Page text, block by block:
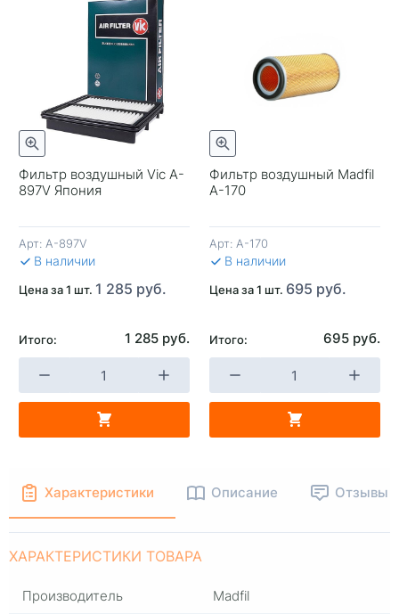
Фильтр воздушный Vic A-
897V Япония
Арт: A-897V
В наличии
Цена за 1 шт. 1 285 руб.
Итого: 1 285 руб.
Фильтр воздушный Madfil
A-170
Арт: A-170
В наличии
Цена за 1 шт. 695 руб.
Итого: 695 руб.
КОРЗИНУ В КОРЗИНУ
Характеристики Описание Отзывы
ХАРАКТЕРИСТИКИ ТОВАРА
Производитель Madfil